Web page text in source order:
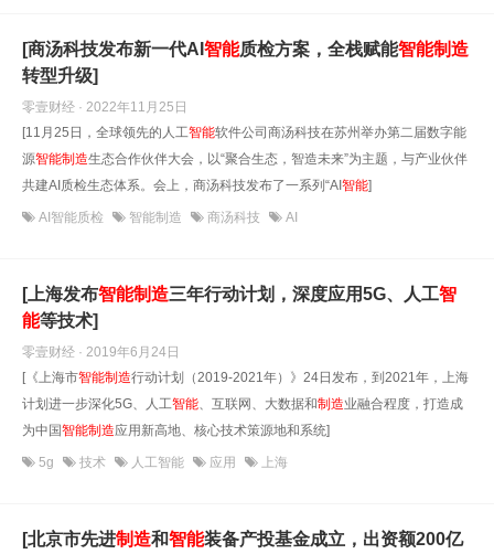
[商汤科技发布新一代AI 智能质检方案，全栈赋能智能制造
转型升级]
零壹财经 · 2022年11月25日
[11月25日，全球领先的人工智能软件公司商汤科技在苏州举办第二届数字能
源智能制造生态合作伙伴大会，以“聚合生态，智造未来”为主题，与产业伙伴
共建AI质检生态体系。会上，商汤科技发布了一系列“AI智能]
AI智能质检 智能制造 商汤科技 AI
[上海发布智能制造三年行动计划，深度应用5G、人工智
能等技术]
零壹财经 · 2019年6月24日
[《上海市智能制造行动计划（2019-2021年）》24日发布，到2021年，上海
计划进一步深化5G、人工智能、互联网、大数据和制造业融合程度，打造成
为中国智能制造应用新高地、核心技术策源地和系统]
5g 技术 人工智能 应用 上海
[北京市先进制造和智能装备产投基金成立，出资额200亿